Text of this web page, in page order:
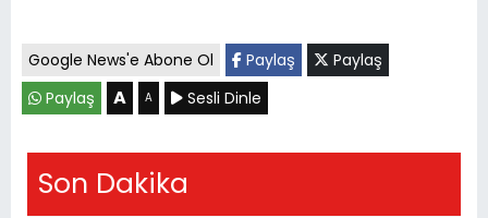
Google News'e Abone Ol Paylaş
Paylaş
Paylaş
A A Sesli Dinle
Son Dakika